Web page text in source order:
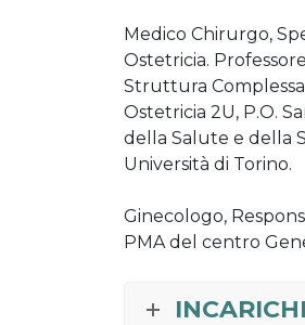
Medico Chirurgo,
Ostetricia.
Struttura
Ostetricia 2U, P.O.
della Salute e della
Università di Torino.
Ginecologo,
PMA del centro